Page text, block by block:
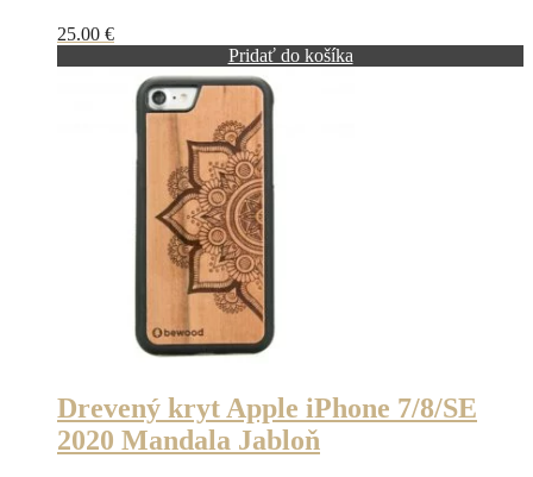
25.00 €
Pridať do košíka
Drevený kryt Apple iPhone 7/8/SE
2020 Mandala Jabloň